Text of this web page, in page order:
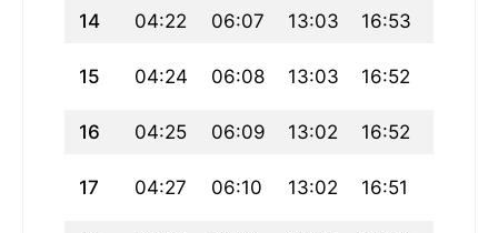
14 04:22 06:07 13:03 16:53
15 04:24 06:08 13:03 16:52
16 04:25 06:09 13:02 16:52
17 04:27 06:10 13:02 16:51